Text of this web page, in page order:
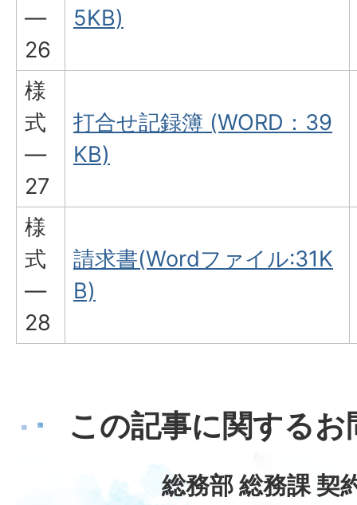
―
26
5KB)
様
式
―
27
打合せ記録簿 (WORD：39
KB)
様
式
―
28
請求書(Wordファイル:31K
B)
この記事に関する
総務部 総務課 契